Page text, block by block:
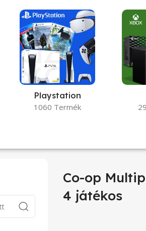
Playstation
1060 Termék
Co-op
4 játékos